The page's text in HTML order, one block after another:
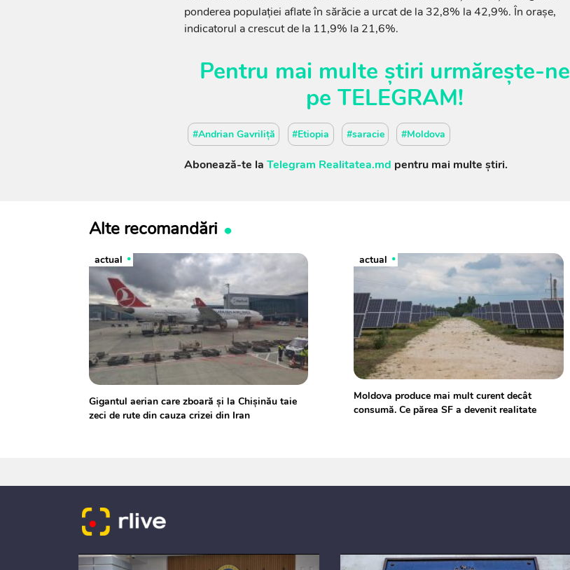
ponderea populației aflate în sărăcie a urcat de la 32,8% la 42,9%. În orașe,
indicatorul a crescut de la 11,9% la 21,6%.
Pentru mai multe știri urmărește-ne
pe TELEGRAM!
#Andrian Gavriliță #Etiopia #saracie #Moldova
Abonează-te la Telegram Realitatea.md pentru mai multe știri.
Alte recomandări
actual
Gigantul aerian care zboară și la Chișinău taie
zeci de rute din cauza crizei din Iran
actual
Moldova produce mai mult curent decât
consumă. Ce părea SF a devenit realitate